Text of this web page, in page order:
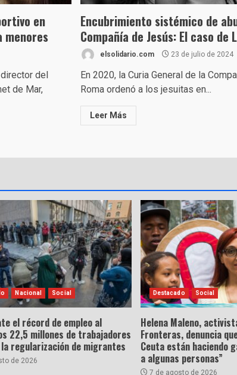
en
menores
del
de Mar,
Encubrimiento sistémico de
Compañía de Jesús: El caso de
elsolidario.com 23 de julio de 2024
En 2020, la Curia General de la
Roma ordenó a los jesuitas en...
Leer Más
Nacional Social
el récord de empleo al
22,5 millones de trabajadores
regularización de migrantes
de 2026
Destacado Social
Helena Maleno,
Fronteras, denuncia
Ceuta están haciendo
a algunas personas”
7 de agosto de 2026